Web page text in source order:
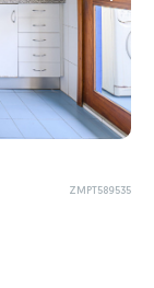
ZMPT589535